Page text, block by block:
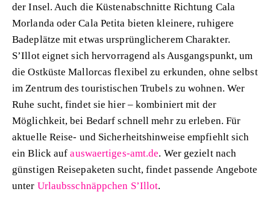
der Insel. Auch die Küstenabschnitte Richtung Cala
Morlanda oder Cala Petita bieten kleinere, ruhigere
Badeplätze mit etwas ursprünglicherem Charakter.
S’Illot eignet sich hervorragend als Ausgangspunkt, um
die Ostküste Mallorcas flexibel zu erkunden, ohne selbst
im Zentrum des touristischen Trubels zu wohnen. Wer
Ruhe sucht, findet sie hier – kombiniert mit der
Möglichkeit, bei Bedarf schnell mehr zu erleben. Für
aktuelle Reise- und Sicherheitshinweise empfiehlt sich
ein Blick aufauswaertiges-amt.de. Wer gezielt nach
günstigen Reisepaketen sucht, findet passende Angebote
unter Urlaubsschnäppchen S’Illot.